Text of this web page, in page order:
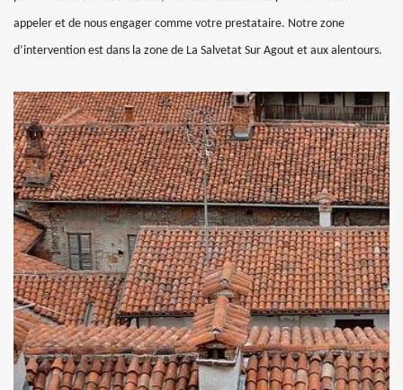
appeler et de nous engager comme votre prestataire. Notre zone
d’intervention est dans la zone de La Salvetat Sur Agout et aux alentours.